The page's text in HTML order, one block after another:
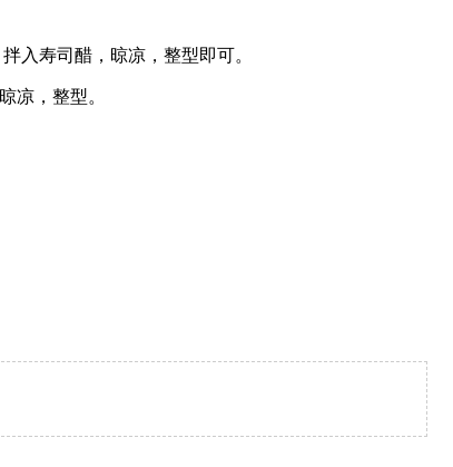
入寿司醋，晾凉，整型即可。
凉，整型。